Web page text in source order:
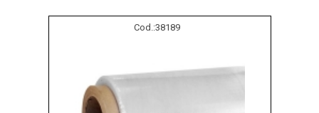
Cod.:38189